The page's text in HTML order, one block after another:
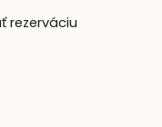
rezerváciu